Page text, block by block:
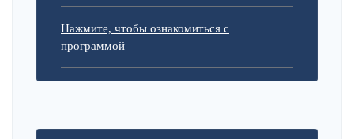
Нажмите, чтобы ознакомиться с
программой